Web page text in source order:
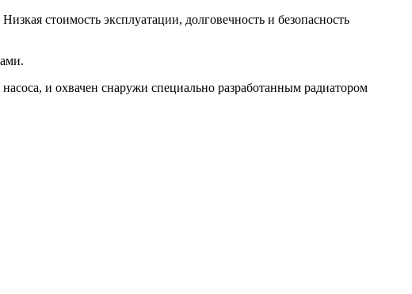
стоимость эксплуатации, долговечность и безопасность
и охвачен снаружи специально разработанным радиатором